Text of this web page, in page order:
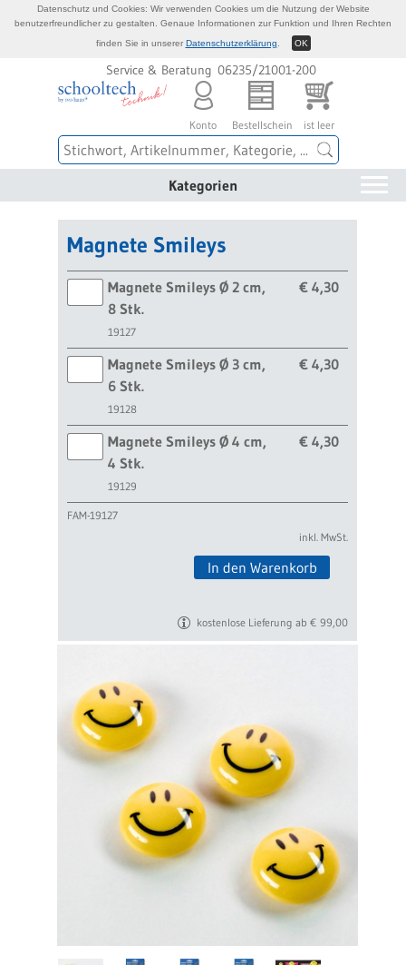
Service & Beratung 06235/21001-200
Konto Bestellschein ist leer
Kategorien
Magnete Smileys
Magnete Smileys Ø 2 cm,
8 Stk.
19127
€ 4,30
Magnete Smileys Ø 3 cm,
6 Stk.
19128
€ 4,30
Magnete Smileys Ø 4 cm,
4 Stk.
19129
€ 4,30
FAM-19127
inkl. MwSt.
In den Warenkorb
kostenlose Lieferung ab € 99,00
Datenschutz und Cookies: Wir verwenden Cookies um die Nutzung der Website
benutzerfreundlicher zu gestalten. Genaue Informationen zur Funktion und Ihren Rechten
finden Sie in unserer Datenschutzerklärung OK